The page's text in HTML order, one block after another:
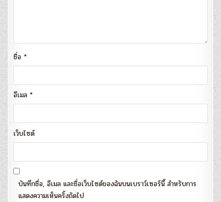
ชื่อ *
อีเมล *
เว็บไซต์
บันทึกชื่อ, อีเมล และชื่อเว็บไซต์ของฉันบนเบราว์เซอร์นี้ สำหรับการ
แสดงความเห็นครั้งถัดไป